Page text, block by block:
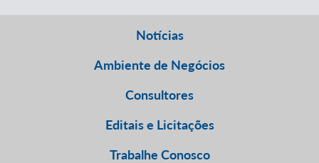
Notícias
Ambiente de Negócios
Consultores
Editais e Licitações
Trabalhe Conosco